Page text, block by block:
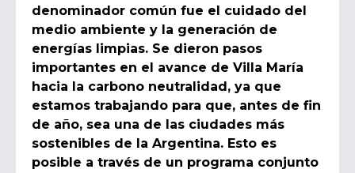
denominador común fue el cuidado del
medio ambiente y la generación de
energías limpias. Se dieron pasos
importantes en el avance de Villa María
hacia la carbono neutralidad, ya que
estamos trabajando para que, antes de fin
de año, sea una de las ciudades más
sostenibles de la Argentina. Esto es
posible a través de un programa conjunto